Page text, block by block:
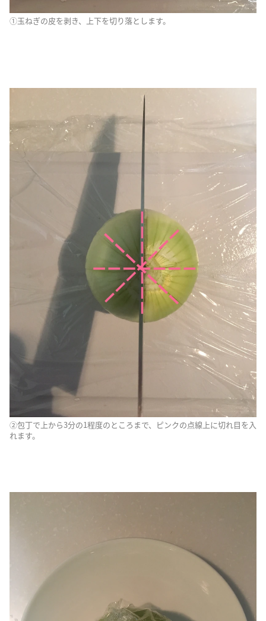
①玉ねぎの皮を剥き、上下を切り落とします。
②包丁で上から3分の1程度のところまで、ピンクの点線上に切れ目を入
れます。